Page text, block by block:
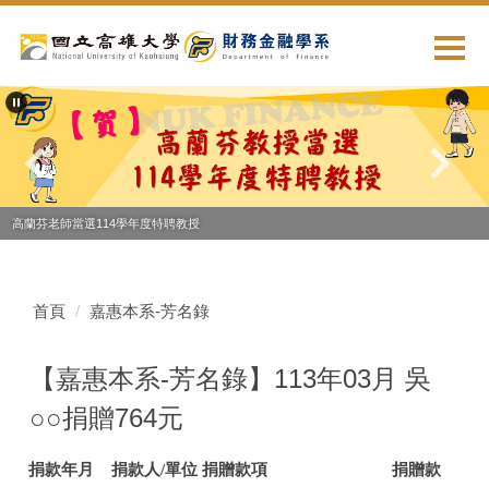
到
要
內
區
高蘭芬老師當選114學年度特聘教授
首頁 嘉惠本系-芳名錄
【嘉惠本系-芳名錄】113年03月 吳
○○捐贈764元
捐款年月 捐款人/單位 捐贈款項 捐贈款